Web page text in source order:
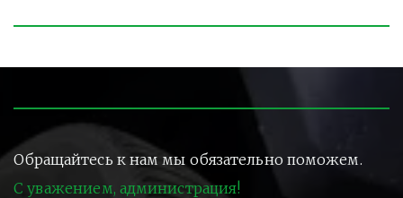
Обращайтесь к нам мы обязательно поможем.
С уважением, администрация!